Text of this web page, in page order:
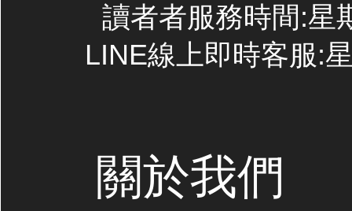
讀者者服務時間:星
LINE線上即時客服:
關於我們